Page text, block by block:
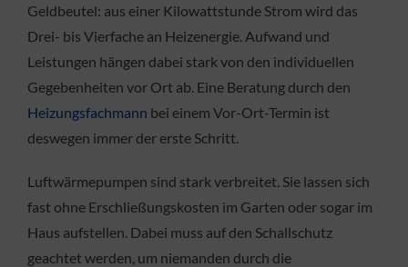
Geldbeutel: aus einer Kilowattstunde Strom wird das
Drei- bis Vierfache an Heizenergie. Aufwand und
Leistungen hängen dabei stark von den individuellen
Gegebenheiten vor Ort ab. Eine Beratung durch den
Heizungsfachmann bei einem Vor-Ort-Termin ist
deswegen immer der erste Schritt.
Luftwärmepumpen sind stark verbreitet. Sie lassen sich
fast ohne Erschließungskosten im Garten oder sogar im
Haus aufstellen. Dabei muss auf den Schallschutz
geachtet werden, um niemanden durch die